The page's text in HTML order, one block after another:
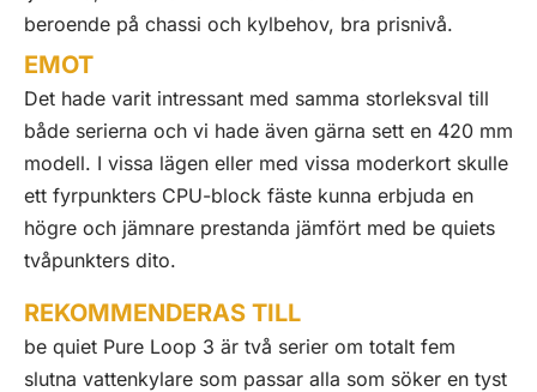
beroende på chassi och kylbehov, bra prisnivå.
EMOT
Det hade varit intressant med samma storleksval till
både serierna och vi hade även gärna sett en 420 mm
modell. I vissa lägen eller med vissa moderkort skulle
ett fyrpunkters CPU-block fäste kunna erbjuda en
högre och jämnare prestanda jämfört med be quiets
tvåpunkters dito.
REKOMMENDERAS TILL
be quiet Pure Loop 3 är två serier om totalt fem
slutna vattenkylare som passar alla som söker en tyst